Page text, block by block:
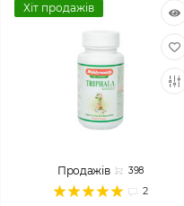
Хіт продажів
2
Продажів 398